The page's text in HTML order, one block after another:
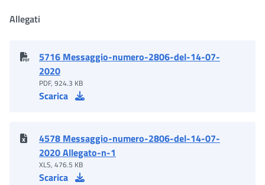
Allegati
5716 Messaggio-numero-2806-del-14-07-
2020
PDF, 924.3 KB
Scarica
4578 Messaggio-numero-2806-del-14-07-
2020 Allegato-n-1
XLS, 476.5 KB
Scarica